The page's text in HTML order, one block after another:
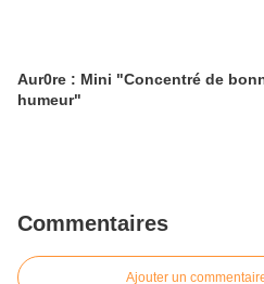
Aur0re : Mini "Concentré de
humeur"
Commentaires
Ajouter un